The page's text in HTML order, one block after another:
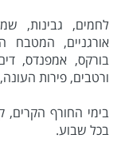
לחמים, גבינות,
אורגניים, המטבח
בורקס, אמפנדס,
ורטבים, פירות
בימי החורף הקרים,
בכל שבוע.